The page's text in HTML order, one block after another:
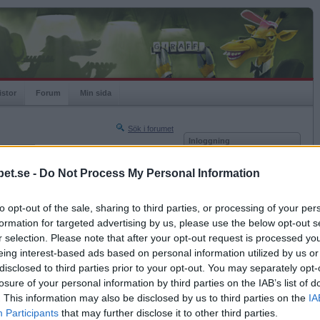
- Do Not Process My Personal Information
opt-out of the sale, sharing to third parties, or processing of your
for targeted advertising by us, please use the below opt-out
selection. Please note that after your opt-out request is processed
interest-based ads based on personal information utilized by us
to third parties prior to your opt-out. You may separately
of your personal information by third parties on the IAB’s list of
This information may also be disclosed by us to third parties on the
Participants that may further disclose it to other third parties.
Forum Min sida
Sök i forumet
Nästa sida »
2018-08-08 23:00
Inloggning
Kom ihåg mig
Glömt ditt lösenord?
Få ny aktiveringslänk
Betapet är gratis!